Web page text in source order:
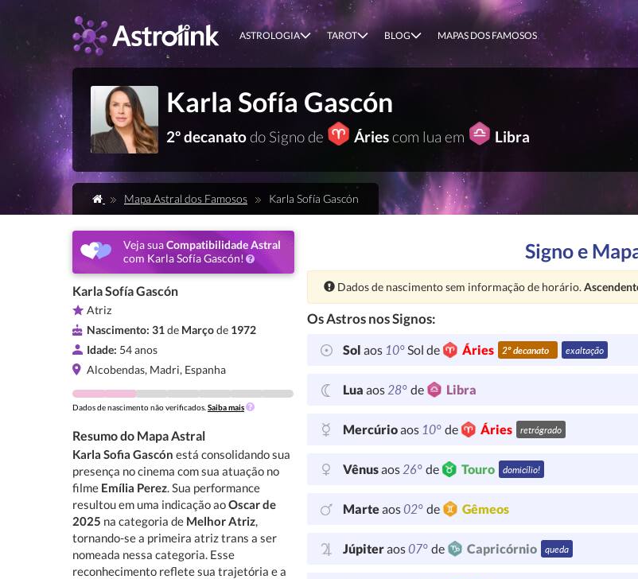
ASTROLOGIA TAROT BLOG MAPAS DOS FAMOSOS
Karla Sofía Gascón
2º decanatodo Signo de Áriescom lua em Libra
Mapa Astral dos Famosos Karla Sofía Gascón
Veja suaCompatibilidade Astral
com Karla Sofía Gascón!
Karla Sofía Gascón
Atriz
Nascimento: 31de Marçode 1972
Idade: 54 anos
Alcobendas, Madri, Espanha
Dados de nascimento não verificados. Saiba mais
Resumo do Mapa Astral
Karla Sofia Gascón está consolidando sua
presença no cinema com sua atuação no
filme Emília Perez. Sua performance
resultou em uma indicação aoOscar de
2025 na categoria de Melhor Atriz,
tornando-se a primeira atriz trans a ser
nomeada nessa categoria. Esse
reconhecimento reflete sua trajetória e a
Signo e
Atenção:
Dados de nascimento sem informação de horário.
Os Astros nos Signos:
Sol aos 10°Sol de Áries 2º decanato exaltação
Lua aos28° de Libra
Mercúrioaos 10° de Áries retrógrado
Vênusaos26° de Touro domicílio!
Marteaos02° de Gêmeos
Júpiteraos07° de Capricórnio queda